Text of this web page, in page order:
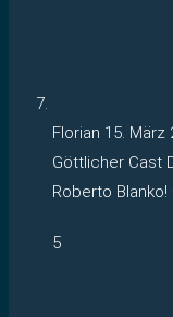
Florian 15. März
Göttlicher Cast
Roberto Blanko!
5